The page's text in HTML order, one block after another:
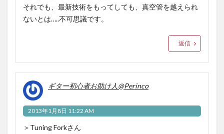
それでも、最新技術をもってしても、真空管を越えられ
ないとは…..不可思議です。
返信
ギター初心者お助け人@Perinco
2013年1月8日 11:22 AM
＞Tuning Forkさん